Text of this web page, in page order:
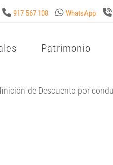
917 567 108 WhatsApp
Patrimonio